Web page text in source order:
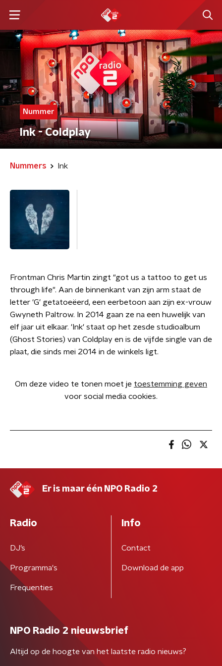
Nummer
Ink - Coldplay
Nummers Ink
Frontman Chris Martin zingt "got us a tattoo to get us
through life". Aan de binnenkant van zijn arm staat de
letter 'G' getatoeëerd, een eerbetoon aan zijn ex-vrouw
Gwyneth Paltrow. In 2014 gaan ze na een huwelijk van
elf jaar uit elkaar. 'Ink' staat op het zesde studioalbum
(Ghost Stories) van Coldplay en is de vijfde single van de
plaat, die sinds mei 2014 in de winkels ligt.
Om deze video te tonen moet je toestemming geven
voor social media cookies.
Er is maar één NPO Radio 2
Radio
DJ’s
Programma's
Frequenties
Info
Contact
Download de app
NPO Radio 2 nieuwsbrief
Altijd op de hoogte van het laatste radio nieuws?